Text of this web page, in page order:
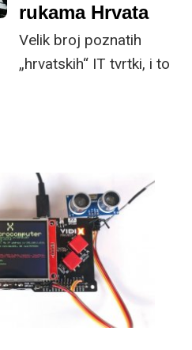
rukama Hrvata
Velik broj poznatih
„hrvatskih“ IT tvrtki, i to
uglavnom u jednoj od
zemalja Europske unije
ili SAD-u. Razlozi
otvaranja su višestruki:
manjak birokracije i
lakše poslovanje, uvjet
investitora i/ili bolji